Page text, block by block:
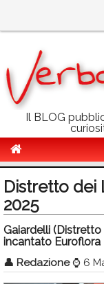
Il BLOG
Politica
Sport
Info Utili
Distretto dei
2025
Gaiardelli (Distretto
incantato Euroflora
👤 Redazione ⌚ 6